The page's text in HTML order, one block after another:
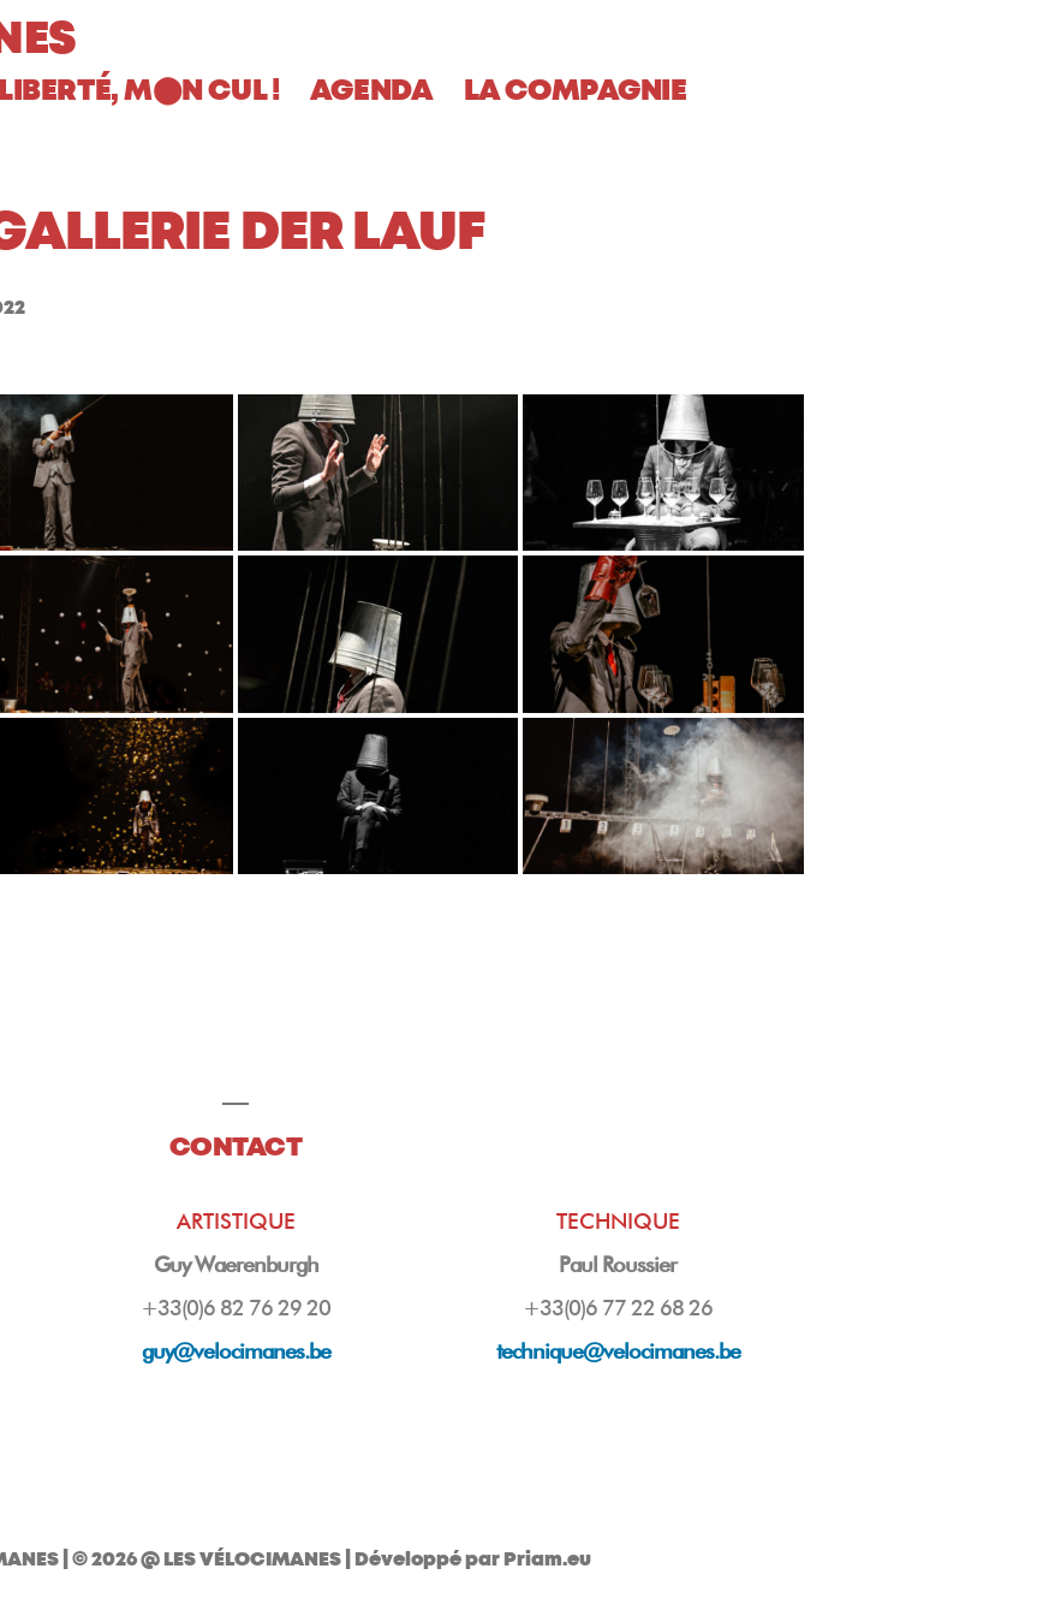
M⬤N CUL ! AGENDA LA COMPAGNIE
DER LAUF
CONTACT
ARTISTIQUE
Guy Waerenburgh
+33(0)6 82 76 29 20
guy@velocimanes.be
TECHNIQUE
Paul Roussier
+33(0)6 77 22 68 26
technique@velocimanes.be
| © 2026 @ LES VÉLOCIMANES | Développé parPriam.eu